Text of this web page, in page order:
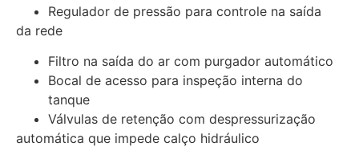
Regulador de pressão para controle na saída
da rede
Filtro na saída do ar com purgador automático
Bocal de acesso para inspeção interna do
tanque
Válvulas de retenção com despressurização
automática que impede calço hidráulico